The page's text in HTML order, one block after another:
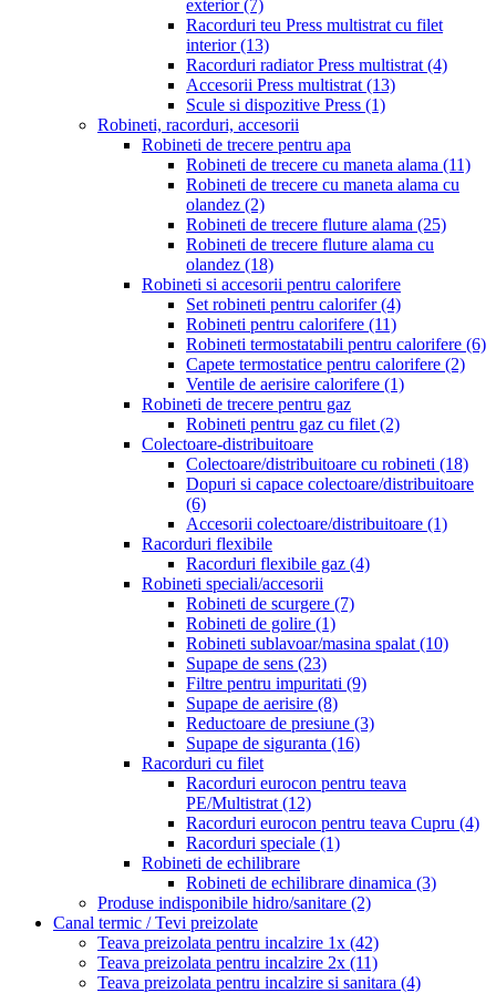
exterior(7)
Racorduri teu Press multistrat cu filet
interior(13)
Racorduri radiator Press multistrat (4)
Accesorii Press multistrat (13)
Scule si dispozitive Press (1)
Robineti, racorduri, accesorii
Robineti de trecere pentru apa
Robineti de trecere cu maneta alama (11)
Robineti de trecere cu maneta alama cu
olandez (2)
Robineti de trecere fluture alama (25)
Robineti de trecere fluture alama cu
olandez (18)
Robineti si accesorii pentru calorifere
Set robineti pentru calorifer(4)
Robineti pentru calorifere (11)
Robineti termostatabili pentru calorifere (6)
Capete termostatice pentru calorifere (2)
Ventile de aerisire calorifere (1)
Robineti de trecere pentru gaz
Robineti pentru gaz cu filet (2)
Colectoare-distribuitoare
Colectoare/distribuitoare cu robineti (18)
Dopuri si capace colectoare/distribuitoare
(6)
Accesorii colectoare/distribuitoare (1)
Racorduri flexibile
Racorduri flexibile gaz (4)
Robineti speciali/accesorii
Robineti de scurgere (7)
Robineti de golire (1)
Robineti sublavoar/masina spalat (10)
Supape de sens (23)
Filtre pentru impuritati (9)
Supape de aerisire (8)
Reductoare de presiune (3)
Supape de siguranta (16)
Racorduri cu filet
Racorduri eurocon pentru teava
PE/Multistrat (12)
Racorduri eurocon pentru teava Cupru (4)
Racorduri speciale (1)
Robineti de echilibrare
Robineti de echilibrare dinamica (3)
Produse indisponibile hidro/sanitare (2)
Canal termic / Tevi preizolate
Teava preizolata pentru incalzire 1x (42)
Teava preizolata pentru incalzire 2x (11)
Teava preizolata pentru incalzire si sanitara (4)